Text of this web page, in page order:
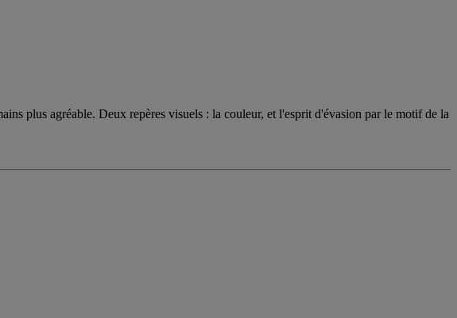
plus agréable. Deux repères visuels : la couleur, et l'esprit d'évasion par le motif de la